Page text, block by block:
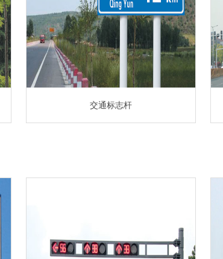
交通标志杆